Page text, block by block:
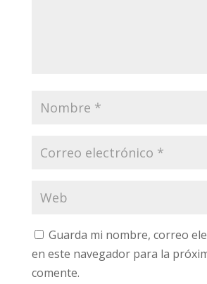
Guarda mi nombre, correo
en este navegador para la
comente.